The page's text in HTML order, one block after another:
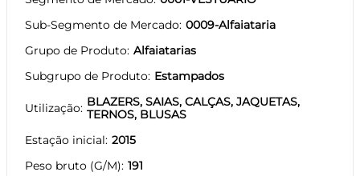
Sub-Segmento de Mercado 0009-Alfaiataria
Grupo de Produto Alfaiatarias
Subgrupo de Produto Estampados
Utilização BLAZERS, SAIAS, CALÇAS, JAQUETAS,
TERNOS, BLUSAS
Estação inicial 2015
Peso bruto (G/M) 191